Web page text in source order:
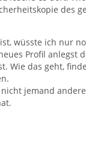
des
wüsste ich nur
Profil anlegst
Wie das geht,
jemand